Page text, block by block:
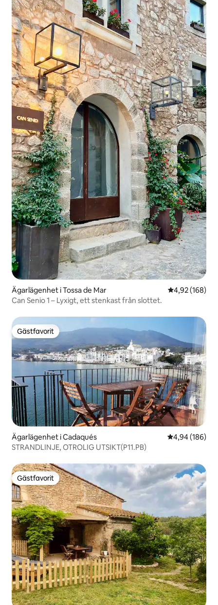
Ägarlägenhet i Tossa de Mar 4,92 av 5 i
4,92 (168)
Can Senio 1 – Lyxigt, ett stenkast från slottet.
Gästfavorit
Gästfavorit
Ägarlägenhet i Cadaqués 4,94 av 5 i
4,94 (186)
STRANDLINJE, OTROLIG UTSIKT(P11.PB)
Gästfavorit
Gästfavorit